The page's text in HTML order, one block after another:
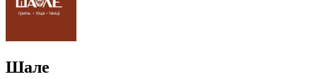
Шале